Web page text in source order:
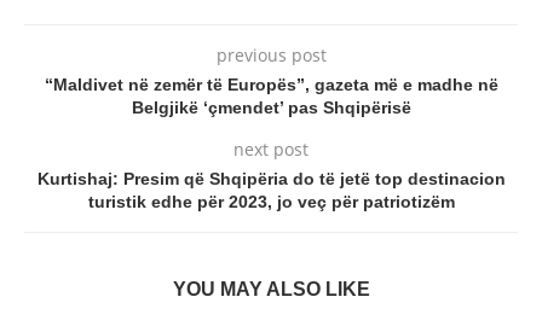
previous post
“Maldivet në zemër të Europës”, gazeta më e madhe në
Belgjikë ‘çmendet’ pas Shqipërisë
next post
Kurtishaj: Presim që Shqipëria do të jetë top destinacion
turistik edhe për 2023, jo veç për patriotizëm
YOU MAY ALSO LIKE